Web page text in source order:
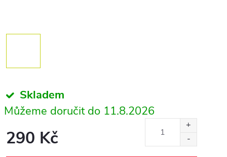
Skladem
11.8.2026
290 Kč